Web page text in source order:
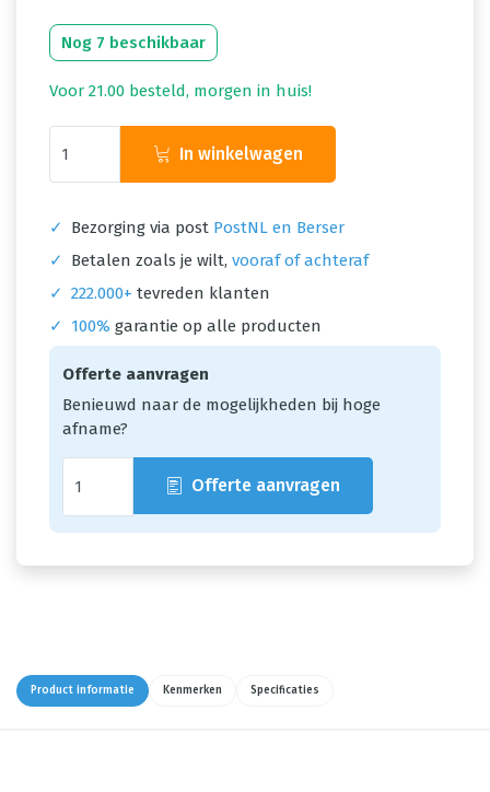
Nog 7 beschikbaar
Voor 21.00 besteld, morgen in huis!
In winkelwagen
✓ Bezorging via post PostNL en Berser
✓
Betalen zoals je wilt, vooraf of achteraf
✓ 222.000+ tevreden klanten
✓
100% garantie op alle producten
Offerte aanvragen
Benieuwd naar de mogelijkheden bij hoge
afname?
Offerte aanvragen
Product informatie Kenmerken Specificaties